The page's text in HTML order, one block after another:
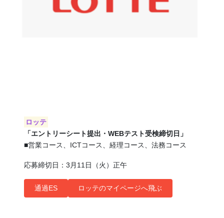
ロッテ
「エントリーシート提出・WEBテスト受検締切日」
■営業コース、ICTコース、経理コース、法務コース
応募締切日：3月11日（火）正午
通過ES ロッテのマイページへ飛ぶ